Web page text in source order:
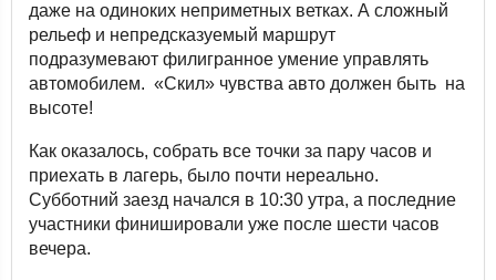
даже на одиноких неприметных ветках. А сложный
рельеф и непредсказуемый маршрут
подразумевают филигранное умение управлять
автомобилем. «Скил» чувства авто должен быть на
высоте!
Как оказалось, собрать все точки за пару часов и
приехать в лагерь, было почти нереально.
Субботний заезд начался в 10:30 утра, а последние
участники финишировали уже после шести часов
вечера.